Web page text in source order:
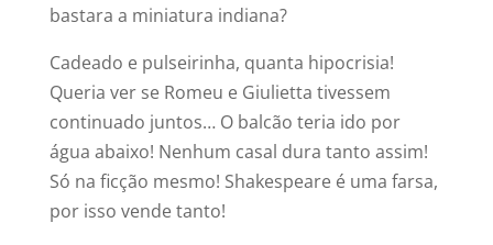
bastara a miniatura indiana?
Cadeado e pulseirinha, quanta hipocrisia!
Queria ver se Romeu e Giulietta tivessem
continuado juntos… O balcão teria ido por
água abaixo! Nenhum casal dura tanto assim!
Só na ficção mesmo! Shakespeare é uma farsa,
por isso vende tanto!